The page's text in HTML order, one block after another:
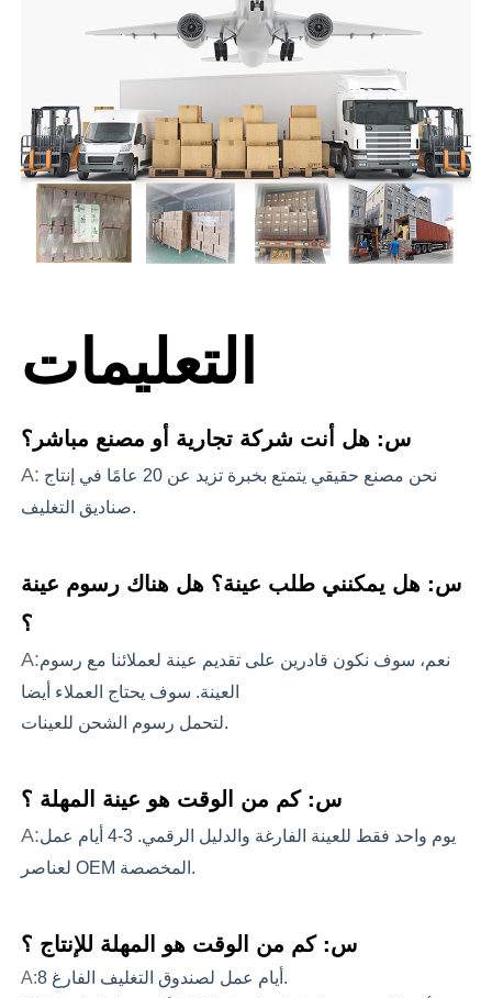
التعليمات
س: هل أنت شركة تجارية أو مصنع مباشر؟
A:
صناديق التغليف.
س: هل يمكنني طلب عينة؟ هل هناك رسوم عينة
؟
A:نعم، سوف نكون قادرين على تقديم عينة لعملائنا مع رسوم
العينة. سوف يحتاج العملاء أيضا
لتحمل رسوم الشحن للعينات.
س: كم من الوقت هو عينة المهلة ؟
A:يوم واحد فقط للعينة الفارغة والدليل الرقمي. 3-4 أيام عمل
لعناصر OEM المخصصة.
س: كم من الوقت هو المهلة للإنتاج ؟
A:
8 أيام عمل لصندوق التغليف الفارغ.